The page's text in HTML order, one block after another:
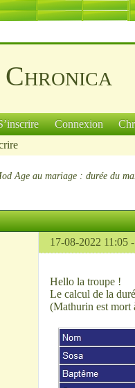
Connexion
Age au mariage : durée du
17-08-2022 11:05 -
Hello la troupe !
Le calcul de la
(Mathurin est mort